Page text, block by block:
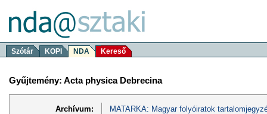
Szótár KOPI NDA Kereső
Gyűjtemény: Acta physica Debrecina
Archívum:
MATARKA: Magyar folyóiratok